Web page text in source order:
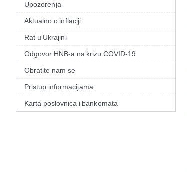
Upozorenja
Aktualno o inflaciji
Rat u Ukrajini
Odgovor HNB-a na krizu COVID-19
Obratite nam se
Pristup informacijama
Karta poslovnica i bankomata